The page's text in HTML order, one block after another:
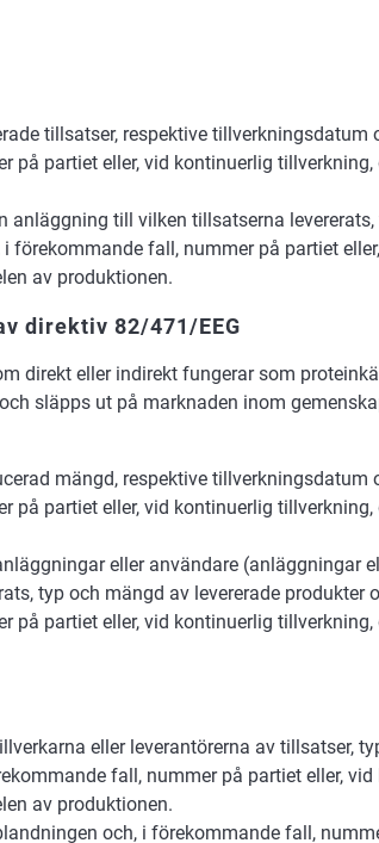
tillsatser, respektive tillverkningsdatum
på partiet eller, vid kontinuerlig tillverkning,
anläggning till vilken tillsatserna
förekommande fall, nummer på partiet
av produktionen.
direktiv 82/471/EEG
direkt eller indirekt fungerar som
släpps ut på marknaden inom
mängd, respektive tillverkningsdatum
på partiet eller, vid kontinuerlig tillverkning,
eller användare (anläggningar
typ och mängd av levererade produkter
på partiet eller, vid kontinuerlig tillverkning,
eller leverantörerna av tillsatser,
fall, nummer på partiet eller,
av produktionen.
och, i förekommande fall,